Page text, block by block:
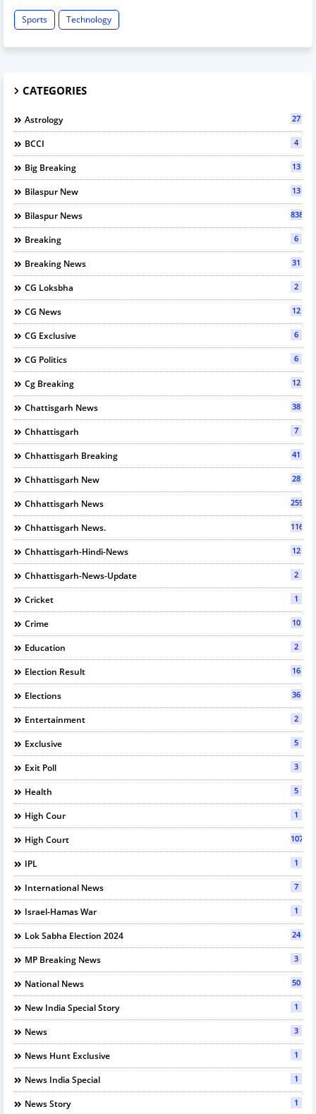
Sports Technology
CATEGORIES
Astrology 27
BCCI 4
Big Breaking 13
Bilaspur New 13
Bilaspur News 838
Breaking 6
Breaking News 31
CG Loksbha 2
CG News 12
CG Exclusive 6
CG Politics 6
Cg Breaking 12
Chattisgarh News 38
Chhattisgarh 7
Chhattisgarh Breaking 41
Chhattisgarh New 28
Chhattisgarh News 2597
Chhattisgarh News. 116
Chhattisgarh-Hindi-News 12
Chhattisgarh-News-Update 2
Cricket 1
Crime 10
Education 2
Election Result 16
Elections 36
Entertainment 2
Exclusive 5
Exit Poll 3
Health 5
High Cour 1
High Court 107
IPL 1
International News 7
Israel-Hamas War 1
Lok Sabha Election 2024 24
MP Breaking News 3
National News 50
New India Special Story 1
News 3
News Hunt Exclusive 1
News India Special 1
News Story 1